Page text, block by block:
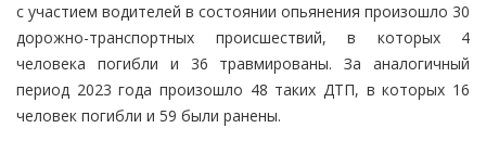
с участием водителей в состоянии опьянения произошло 30
дорожно-транспортных происшествий, в которых 4
человека погибли и 36 травмированы. За аналогичный
период 2023 года произошло 48 таких ДТП, в которых 16
человек погибли и 59 были ранены.